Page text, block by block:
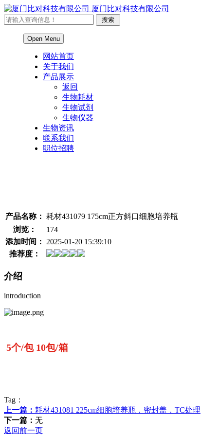
厦门比对科技有限公司
Open Menu
网站首页
关于我们
产品展示
返回
生物耗材
生物试剂
生物仪器
生物资讯
联系我们
职位招聘
产品名称： 耗材431079 175cm正方斜口细胞培养瓶
浏览：
174
添加时间：
2025-01-20 15:39:10
推荐度：
介绍
introduction
5个/包 10包/箱
Tag：
上一篇： 耗材431081 225cm细胞培养瓶，密封盖，TC处理
下一篇： 无
返回前一页